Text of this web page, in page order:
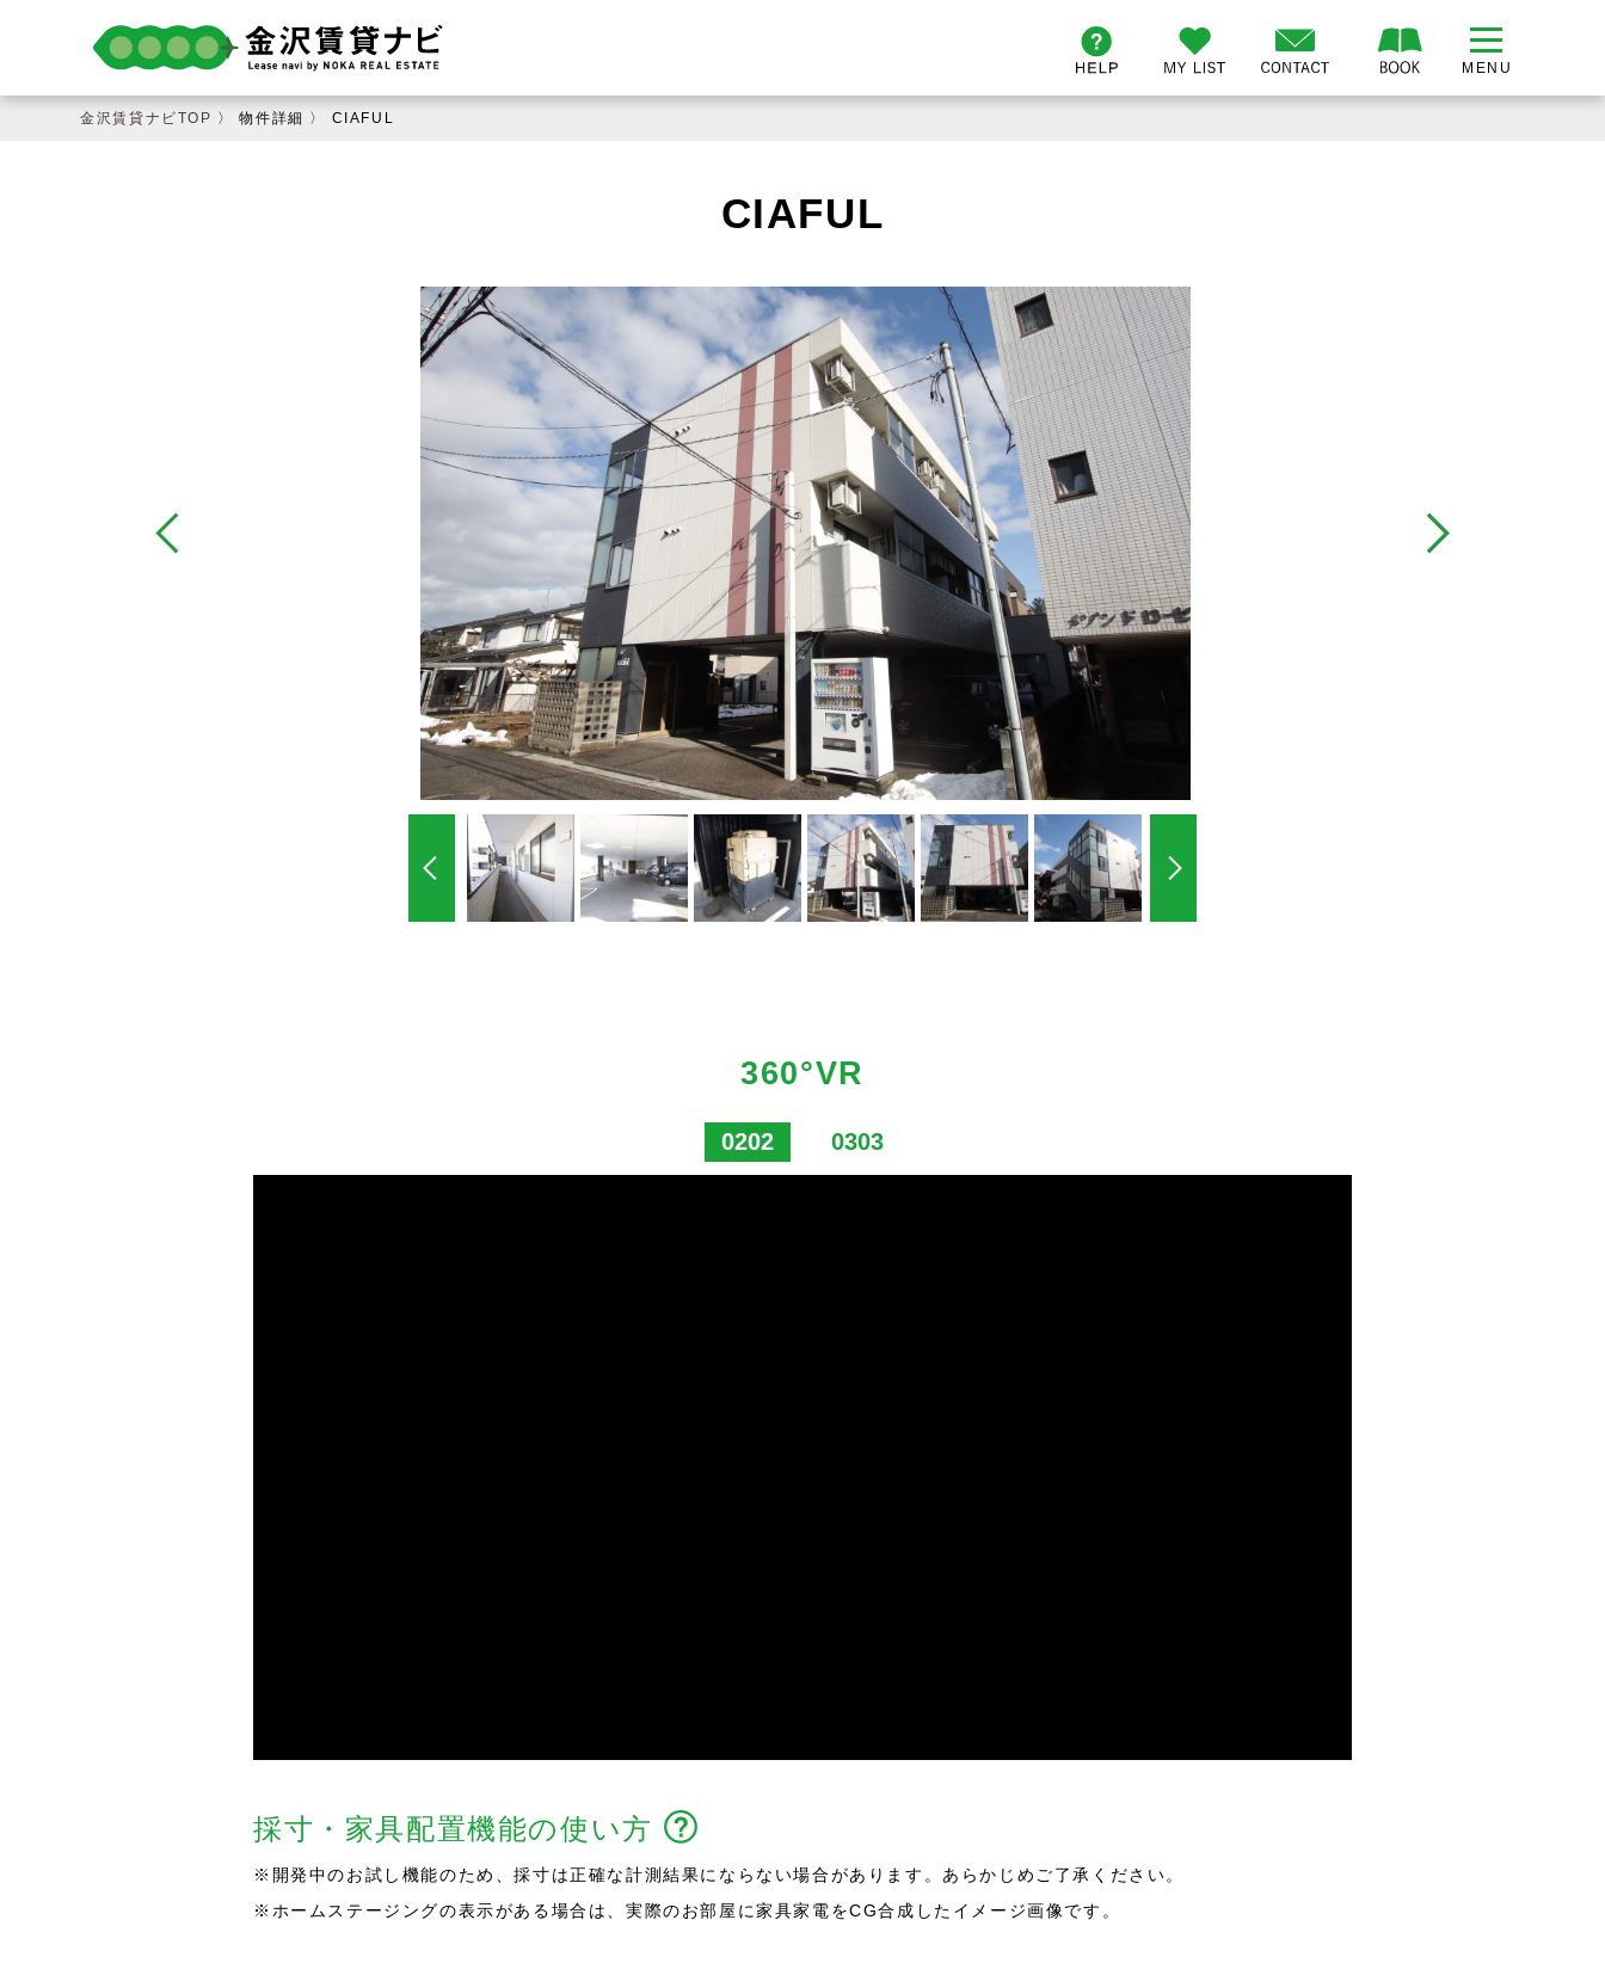
金沢賃貸ナビTOP 〉 物件詳細 〉 CIAFUL
CIAFUL
360°VR
0202 0303
採寸・家具配置機能の使い方
※開発中のお試し機能のため、採寸は正確な計測結果にならない場合があります。あらかじめご了承ください。
※ホームステージングの表示がある場合は、実際のお部屋に家具家電をCG合成したイメージ画像です。